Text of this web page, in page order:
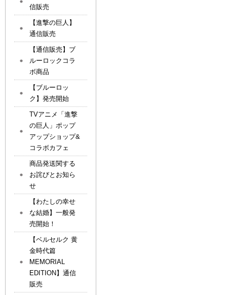
信販売
【進撃の巨人】
通信販売
【通信販売】ブ
ルーロックコラ
ボ商品
【ブルーロッ
ク】発売開始
TVアニメ「進撃
の巨人」ポップ
アップショップ&
コラボカフェ
商品発送関する
お詫びとお知ら
せ
【わたしの幸せ
な結婚】一般発
売開始！
【ベルセルク 黄
金時代篇
MEMORIAL
EDITION】通信
販売